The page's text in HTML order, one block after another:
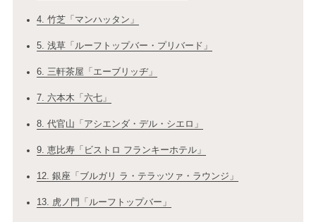
4. 竹芝「マンハッタン」
5. 浅草「ルーフトップバー・プリバード」
6. 三軒茶屋「エーブリッヂ」
7. 六本木「六七」
8. 代官山「アシエンダ・デル・シエロ」
9. 恵比寿「ビストロ フランキーホテル」
12. 銀座「ブルガリ ラ・テラッツァ・ラウンジ」
13. 虎ノ門「ルーフトップバー」